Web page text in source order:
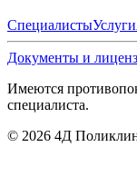
СпециалистыУслуги
Документы и
Имеются
специалиста.
© 2026 4Д